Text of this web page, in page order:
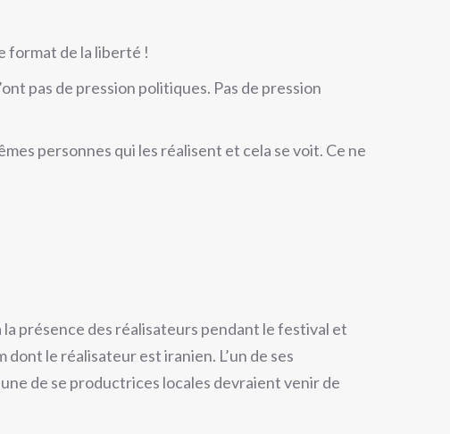
format de la liberté !
pas de pression politiques. Pas de pression
personnes qui les réalisent et cela se voit. Ce ne
présence des réalisateurs pendant le festival et
le réalisateur est iranien. L’un de ses
de se productrices locales devraient venir de